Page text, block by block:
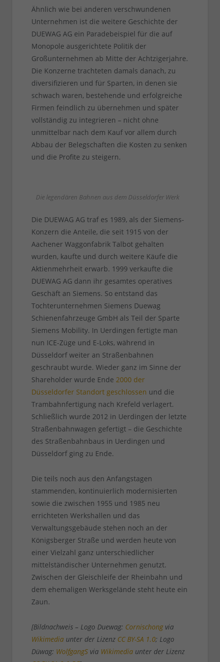
Ähnlich wie bei anderen verschwundenen
Unternehmen ist die weitere Geschichte der
DUEWAG AG ein Paradebeispiel für die auf
Monopole ausgerichtete Politik der
Großunternehmen ab Mitte der Achtzigerjahre.
Die Konzerne trachteten damals danach, zu
diversifizieren und für Sparten, in denen sie
schwach waren, bestehende und erfolgreiche
Firmen feindlich zu übernehmen und später
vollständig zu integrieren – nicht ohne
unmittelbar nach dem Kauf vor allem durch
Abbau der Belegschaften die Kosten zu senken
und die Profite zu steigern.
Die legendären Bahnen aus dem Düsseldorfer Werk
Die DUEWAG AG traf es 1989, als der Siemens-
Konzern die Anteile, die seit 1915 von der
Aachener Waggonfabrik Talbot gehalten
wurden, kaufte und durch weitere Käufe die
Aktienmehrheit erwarb. 1999 verkaufte die
DUEWAG AG dann ihr gesamtes operatives
Geschäft an Siemens. So entstand das
Tochterunternehmen Siemens Duewag
Schienenfahrzeuge GmbH als Teil der Sparte
Siemens Mobility. In Uerdingen fertigte man
nun ICE-Züge und E-Loks, während in
Düsseldorf weiter an Straßenbahnen
geschraubt wurde. Wieder ganz im Sinne der
Shareholder wurde Ende 2000 der
Düsseldorfer Standort geschlossen und die
Trambahnfertigung nach Krefeld verlagert.
Schließlich wurde 2012 in Uerdingen der letzte
Straßenbahnwagen gefertigt – die Geschichte
des Straßenbahnbaus in Uerdingen und
Düsseldorf ging zu Ende.
Die teils noch aus den Anfangstagen
stammenden, kontinuierlich modernisierten
sowie die zwischen 1955 und 1985 neu
errichteten Werkshallen und das
Verwaltungsgebäude stehen noch an der
Königsberger Straße und werden heute von
einer Vielzahl ganz unterschiedlicher
mittelständischer Unternehmen genutzt.
Zwischen der Gleischleife der Rheinbahn und
dem ehemaligen Werksgelände steht heute ein
Zaun.
[Bildnachweis – Logo Duewag: Cornischongvia
Wikimediaunter der Lizenz CC BY-SA 1.0; Logo
Düwag: WolfgangSvia Wikimediaunter der Lizenz